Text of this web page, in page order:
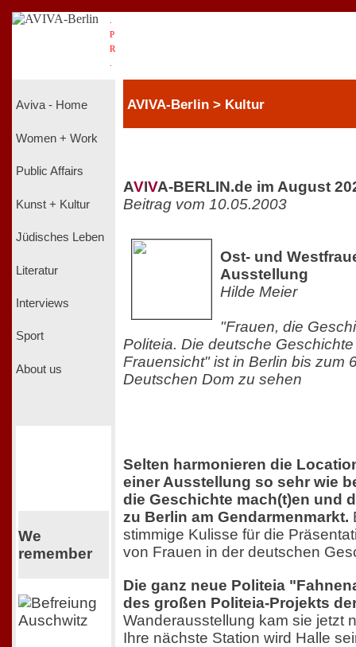
P
R
Aviva - Home
Women + Work
Public Affairs
Kunst + Kultur
Jüdisches Leben
Literatur
Interviews
Sport
About us
We
remember
AVIVA-Berlin > Kultur
AVIVA-BERLIN.de im August
Beitrag vom 10.05.2003
Ost- und
Ausstellung
Hilde Meier
"Frauen, die
Politeia. Die deutsche
Frauensicht" ist in Berlin bis zum
Deutschen Dom zu sehen
Selten harmonieren die
einer Ausstellung so sehr wie
die Geschichte mach(t)en und
zu Berlin am Gendarmenmarkt.
stimmige Kulisse für die
von Frauen in der deutschen
Die ganz neue Politeia
des großen Politeia-Projekts
Wanderausstellung kam sie jetzt
Ihre nächste Station wird Halle